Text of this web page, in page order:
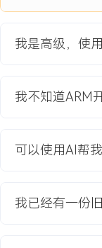
项目职责：
1.负责软件整体架
2.主导Touch、
3.协调硬件团队完
4.设计并实现低功
2.软件架构优化使
我是高级，使
我不知道ARM
可以使用AI帮
我已经有一份